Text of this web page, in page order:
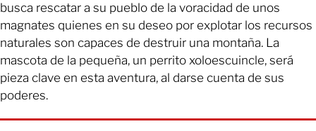
busca rescatar a su pueblo de la voracidad de unos
magnates quienes en su deseo por explotar los recursos
naturales son capaces de destruir una montaña. La
mascota de la pequeña, un perrito xoloescuincle, será
pieza clave en esta aventura, al darse cuenta de sus
poderes.